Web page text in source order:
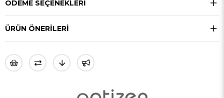
ÖDEME SEÇENEKLERI
ÜRÜN ÖNERILERI